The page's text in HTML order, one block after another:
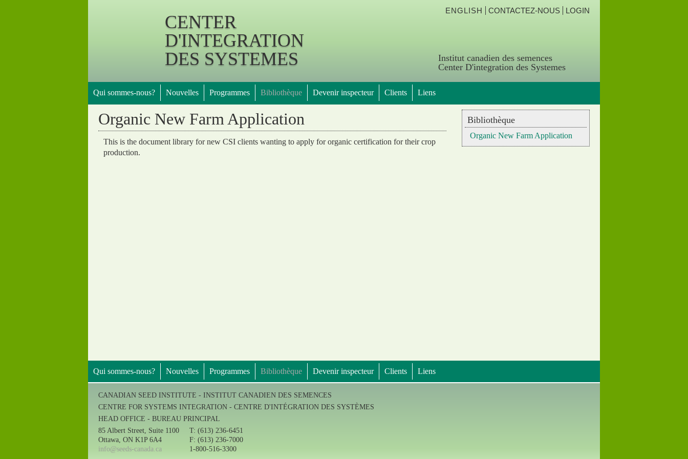
CENTER
D'INTEGRATION
DES SYSTEMES
CONTACTEZ-NOUS LOGIN
ENGLISH
Institut canadien des semences
Center D'integration des Systemes
Qui sommes-nous? Nouvelles Programmes Bibliothèque Devenir inspecteur Clients Liens
Organic New Farm Application
This is the document library for new CSI clients wanting to apply for organic certification for their crop
production.
Bibliothèque
Organic New Farm Application
Qui sommes-nous? Nouvelles Programmes Bibliothèque Devenir inspecteur Clients Liens
CANADIAN SEED INSTITUTE - INSTITUT CANADIEN DES SEMENCES
CENTRE FOR SYSTEMS INTEGRATION - CENTRE D'INTÉGRATION DES SYSTÈMES
HEAD OFFICE - BUREAU PRINCIPAL
85 Albert Street, Suite 1100
Ottawa, ON K1P 6A4
info@seeds-canada.ca
T: (613) 236-6451
F: (613) 236-7000
1-800-516-3300